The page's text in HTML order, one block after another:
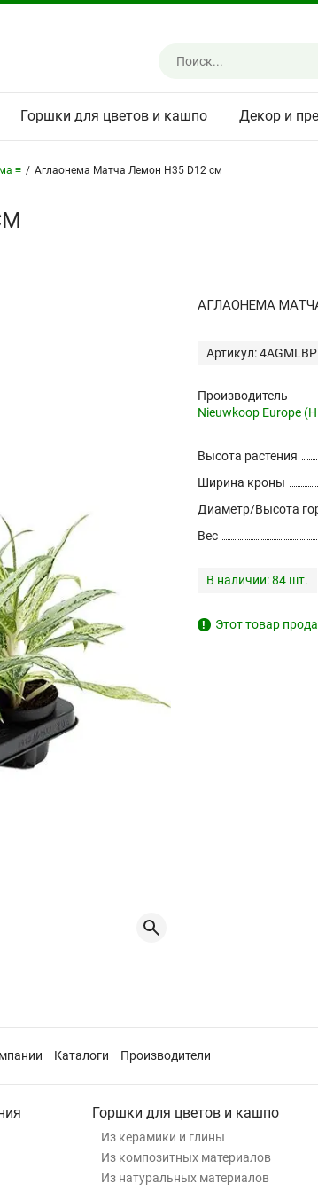
Горшки для цветов и кашпо Декор и
≡ / Аглаонема Матча Лемон H35 D12 см
АГЛАОНЕМА
Артикул:
Производитель
Nieuwkoop Europe
Высота растения
Ширина кроны
Диаметр/Высота
Вес
В наличии:84 шт.
! Этот товар
Каталоги Производители
Горшки для цветов и кашпо
Из керамики и глины
Из композитных материалов
Из натуральных материалов